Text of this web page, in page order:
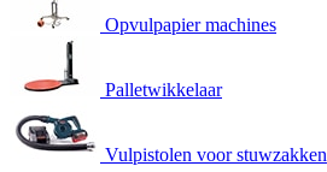
Opvulpapier machines
Palletwikkelaar
Vulpistolen voor stuwzakken